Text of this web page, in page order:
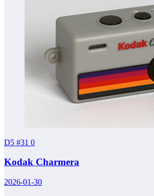
D5 #31 0
Kodak Charmera
2026-01-30